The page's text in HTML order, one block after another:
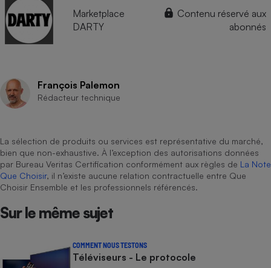
Marketplace
DARTY
Contenu réservé aux
abonnés
François Palemon
Rédacteur technique
La sélection de produits ou services est représentative du marché,
bien que non-exhaustive. À l’exception des autorisations données
par Bureau Veritas Certification conformément aux règles de La Note
Que Choisir, il n’existe aucune relation contractuelle entre Que
Choisir Ensemble et les professionnels référencés.
Sur le même sujet
COMMENT NOUS TESTONS
Téléviseurs - Le protocole